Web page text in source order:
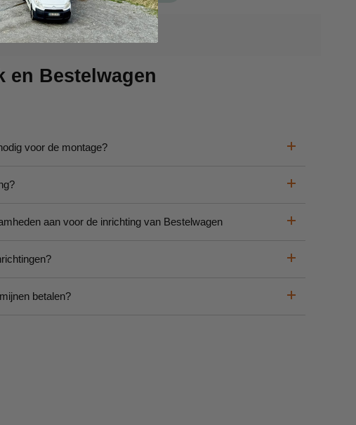
en Bestelwagen
voor de montage?
aan voor de inrichting van Bestelwagen
betalen?